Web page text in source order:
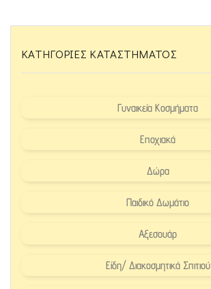
ΚΑΤΗΓΟΡΊΕΣ ΚΑΤΑΣΤΉΜΑΤΟΣ
Γυναικεία Κοσμήματα
Εποχιακά
Δώρα
Παιδικό Δωμάτιο
Αξεσουάρ
Είδη/ Διακοσμητικά Σπιτιού